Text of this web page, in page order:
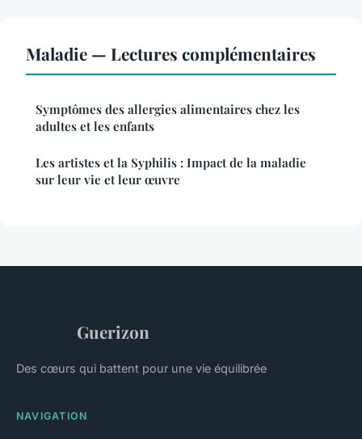
Maladie — Lectures complémentaires
Symptômes des allergies alimentaires chez les
adultes et les enfants
Les artistes et la Syphilis : Impact de la maladie
sur leur vie et leur œuvre
Guerizon
Des cœurs qui battent pour une vie équilibrée
NAVIGATION